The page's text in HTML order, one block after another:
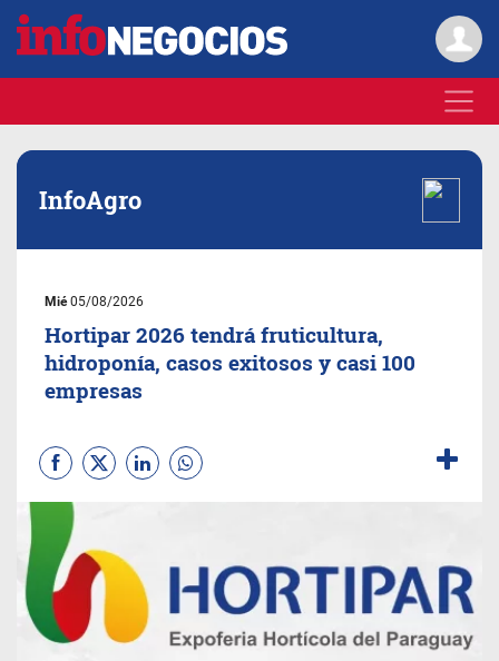
InfoAgro
Mié05/08/2026
Hortipar 2026 tendrá fruticultura,
hidroponía, casos exitosos y casi 100
empresas